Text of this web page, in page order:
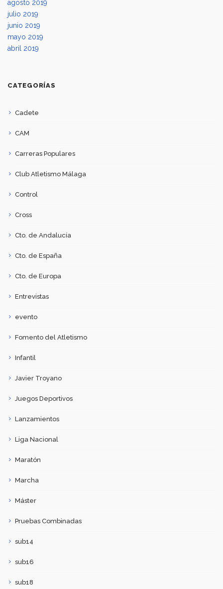
agosto 2019
julio 2019
junio 2019
mayo 2019
abril 2019
CATEGORÍAS
Cadete
CAM
Carreras Populares
Club Atletismo Málaga
Control
Cross
Cto. de Andalucía
Cto. de España
Cto. de Europa
Entrevistas
evento
Fomento del Atletismo
Infantil
Javier Troyano
Juegos Deportivos
Lanzamientos
Liga Nacional
Maratón
Marcha
Máster
Pruebas Combinadas
sub14
sub16
sub18